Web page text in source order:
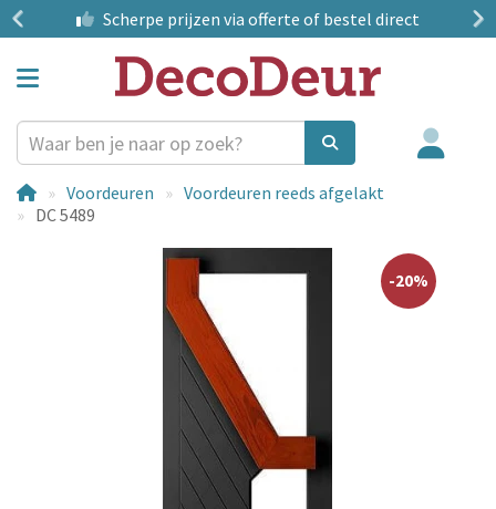
Scherpe prijzen via offerte of bestel direct
Voordeuren
Voordeuren reeds afgelakt
DC 5489
-20%